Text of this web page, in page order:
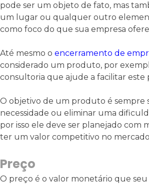
pode ser um objeto de fato, mas
um lugar ou qualquer outro
como foco do que sua empresa
Até mesmo o encerramento de
considerado um produto, por
consultoria que ajude a facilitar este
O objetivo de um produto é sempre
necessidade ou eliminar uma
por isso ele deve ser planejado com
ter um valor competitivo no
Preço
O preço é o valor monetário que